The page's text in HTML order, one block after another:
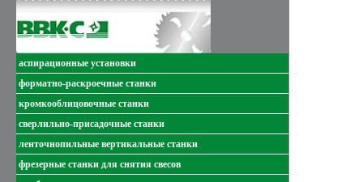
аспирационные установки
форматно-раскроечные станки
кромкооблицовочные станки
сверлильно-присадочные станки
ленточнопильные вертикальные станки
фрезерные станки для снятия свесов